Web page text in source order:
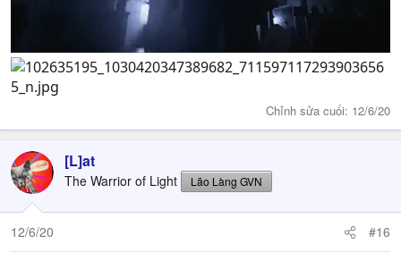
Chỉnh sửa cuối: 12/6/20
[L]at
The Warrior of Light Lão Làng GVN
12/6/20 #16